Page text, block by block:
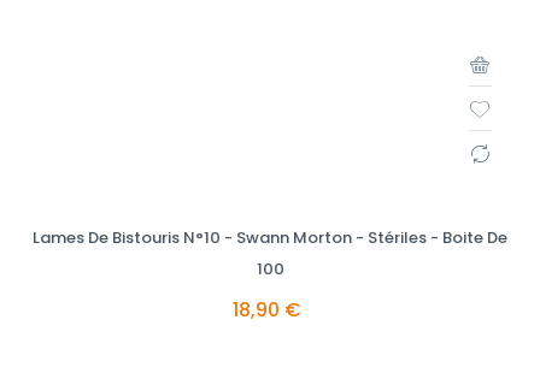
Lames De Bistouris N°10 - Swann Morton - Stériles - Boite De
100
18,90 €